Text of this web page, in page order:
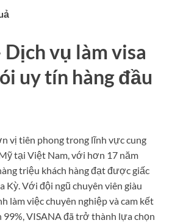
vụ làm visa
uy tín hàng đầu
vị tiên phong trong lĩnh vực cung
tại Việt Nam, với hơn 17 năm
triệu khách hàng đạt được giấc
Kỳ. Với đội ngũ chuyên viên giàu
làm việc chuyên nghiệp và cam kết
99%, VISANA đã trở thành lựa chọn